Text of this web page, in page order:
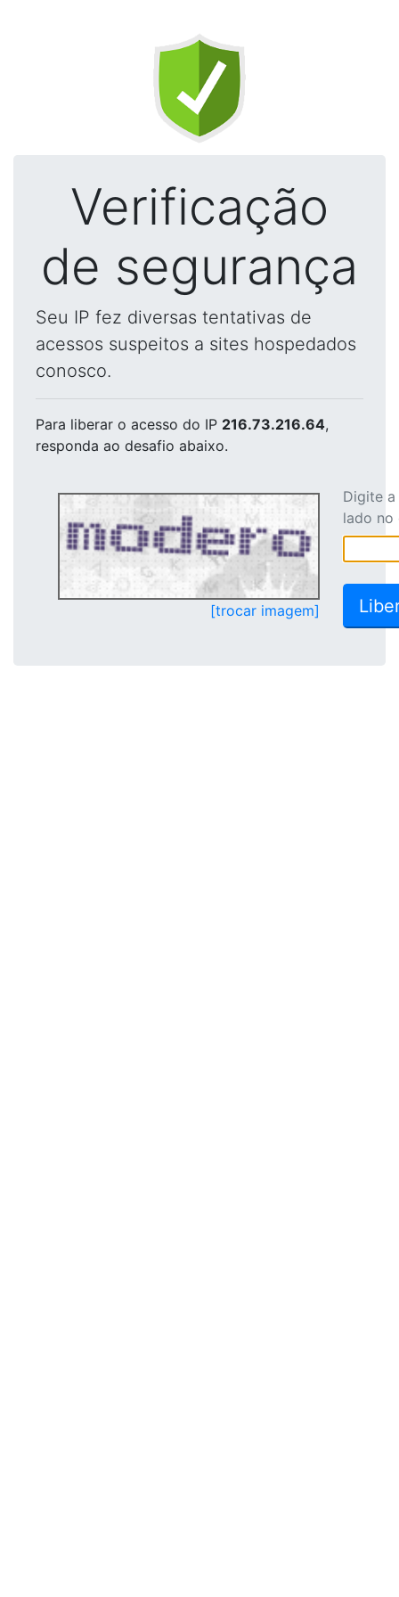
Verificação
de segurança
Seu IP fez diversas tentativas de
acessos suspeitos a sites hospedados
conosco.
Para liberar o acesso do IP 216.73.216.64,
responda ao desafio abaixo.
[trocar imagem]
Digite
lado no